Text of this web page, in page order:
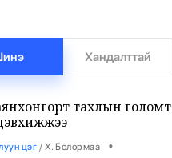
Хандалттай
тахлын голомт
цэг / Х. Болормаа •